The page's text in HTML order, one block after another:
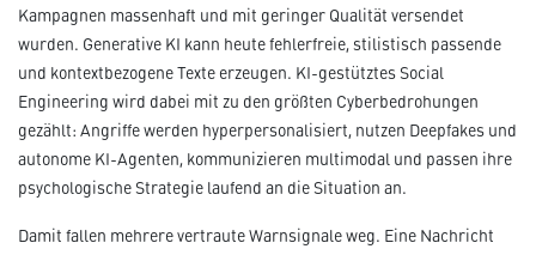
Kampagnen massenhaft und mit geringer Qualität versendet
wurden. Generative KI kann heute fehlerfreie, stilistisch passende
und kontextbezogene Texte erzeugen. KI-gestütztes Social
Engineering wird dabei mit zu den größten Cyberbedrohungen
gezählt: Angriffe werden hyperpersonalisiert, nutzen Deepfakes und
autonome KI-Agenten, kommunizieren multimodal und passen ihre
psychologische Strategie laufend an die Situation an.
Damit fallen mehrere vertraute Warnsignale weg. Eine Nachricht